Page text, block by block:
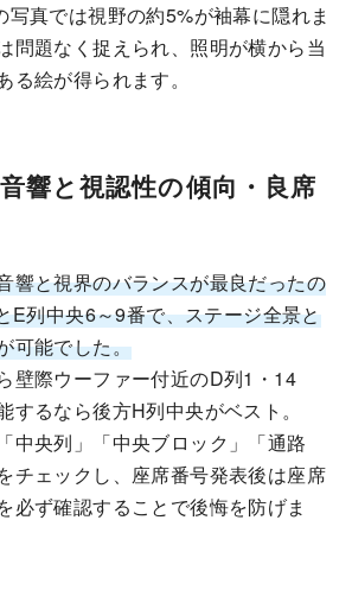
写真では視野の約5%が袖幕に隠れま
問題なく捉えられ、照明が横から当
る絵が得られます。
響と視認性の傾向・良席
響と視界のバランスが最良だったの
E列中央6～9番で、ステージ全景と
可能でした。
壁際ウーファー付近のD列1・14
するなら後方H列中央がベスト。
中央列」「中央ブロック」「通路
チェックし、座席番号発表後は座席
必ず確認することで後悔を防げま